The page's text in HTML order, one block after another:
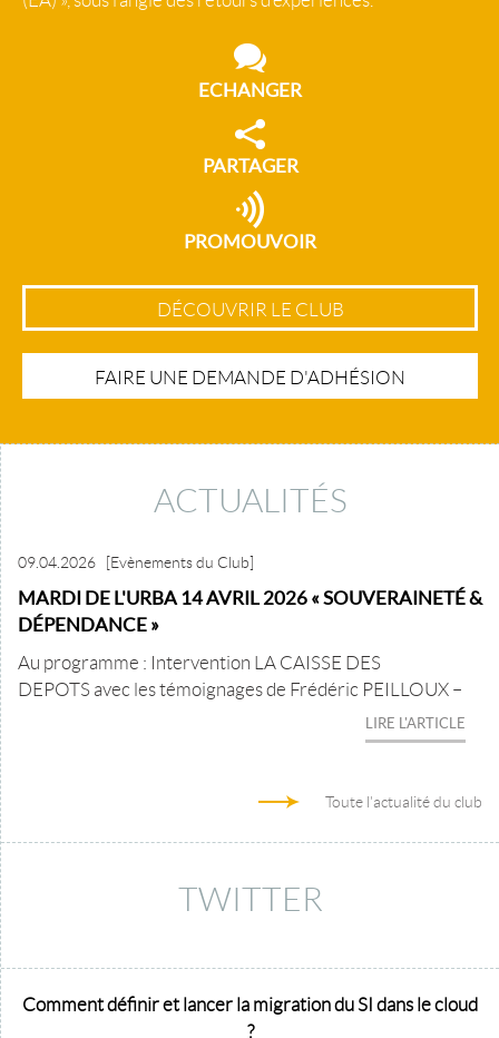
ECHANGER
PARTAGER
PROMOUVOIR
DÉCOUVRIR LE CLUB
FAIRE UNE DEMANDE D'ADHÉSION
ACTUALITÉS
09.04.2026 [Evènements du Club]
MARDI DE L'URBA 14 AVRIL 2026 « SOUVERAINETÉ &
DÉPENDANCE »
Au programme : Intervention LA CAISSE DES
DEPOTS avec les témoignages de Frédéric PEILLOUX –
LIRE L'ARTICLE
Toute l'actualité du club
TWITTER
Comment définir et lancer la migration du SI dans le cloud
?